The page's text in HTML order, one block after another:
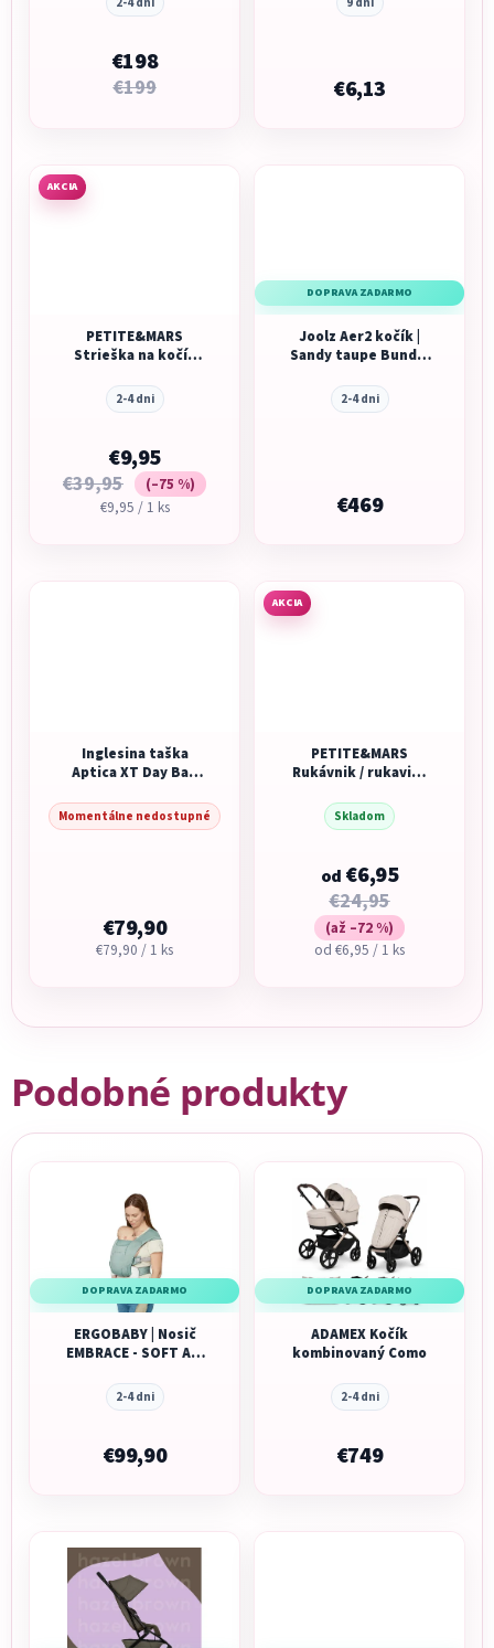
€198
€199 €6,13
AKCIA
PETITE&MARS
Strieška na kočík
2-4 dni
€9,95
€39,95
(–75 %)
Jednotková
€9,95 / 1 ks
DOPRAVA ZADARMO
Joolz Aer2 kočík |
Sandy taupe Bundle
2-4 dni
€469
Inglesina taška
Aptica XT Day Bag
Momentálne nedostupné
€79,90
Jednotková
€79,90 / 1 ks
AKCIA
PETITE&MARS
Rukávnik / rukavice
Skladom
od €6,95
€24,95
(až –72 %)
Jednotková
od €6,95 / 1 ks
Podobné produkty
DOPRAVA ZADARMO
ERGOBABY | Nosič
EMBRACE - SOFT AIR
2-4 dni
€99,90
DOPRAVA ZADARMO
ADAMEX Kočík
kombinovaný Como
2-4 dni
€749